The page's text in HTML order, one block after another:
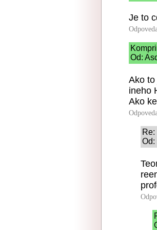
Je to
Od:
Ako
ineho
Ako
Od: